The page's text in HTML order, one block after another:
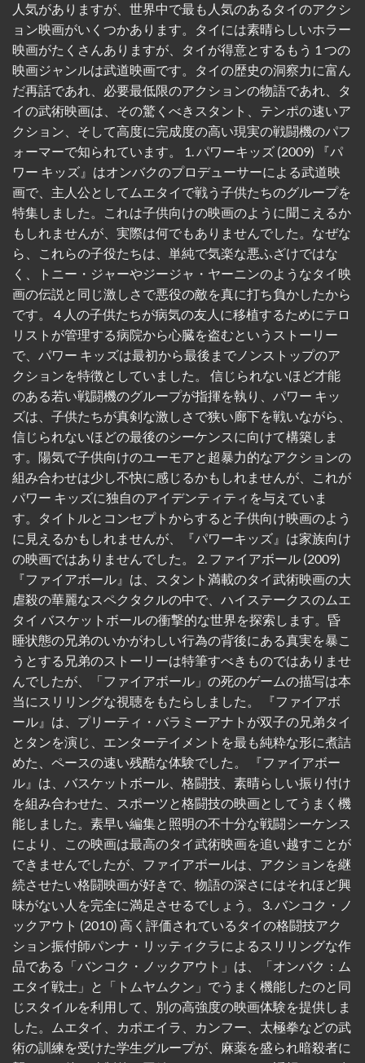
人気がありますが、世界中で最も人気のあるタイのアクシ
ョン映画がいくつかあります。タイには素晴らしいホラー
映画がたくさんありますが、タイが得意とするもう 1 つの
映画ジャンルは武道映画です。タイの歴史の洞察力に富ん
だ再話であれ、必要最低限​​のアクションの物語であれ、タ
イの武術映画は、その驚くべきスタント、テンポの速いア
クション、そして高度に完成度の高い現実の戦闘機のパフ
ォーマーで知られています。 1. パワーキッズ (2009) 『パ
ワー キッズ』はオンバクのプロデューサーによる武道映
画で、主人公としてムエタイで戦う子供たちのグループを
特集しました。これは子供向けの映画のように聞こえるか
もしれませんが、実際は何でもありませんでした。なぜな
ら、これらの子役たちは、単純で気楽な悪ふざけではな
く、トニー・ジャーやジージャ・ヤーニンのようなタイ映
画の伝説と同じ激しさで悪役の敵を真に打ち負かしたから
です。 4 人の子供たちが病気の友人に移植するためにテロ
リストが管理する病院から心臓を盗むというストーリー
で、パワー キッズは最初から最後までノンストップのア
クションを特徴としていました。 信じられないほど才能
のある若い戦闘機のグループが指揮を執り、パワー キッ
ズは、子供たちが真剣な激しさで狭い廊下を戦いながら、
信じられないほどの最後のシーケンスに向けて構築しま
す。陽気で子供向けのユーモアと超暴力的なアクションの
組み合わせは少し不快に感じるかもしれませんが、これが
パワー キッズに独自のアイデンティティを与えていま
す。タイトルとコンセプトからすると子供向け映画のよう
に見えるかもしれませんが、『パワーキッズ』は家族向け
の映画ではありませんでした。 2. ファイアボール (2009)
『ファイアボール』は、スタント満載のタイ武術映画の大
虐殺の華麗なスペクタクルの中で、ハイステークスのムエ
タイ バスケットボールの衝撃的な世界を探索します。昏
睡状態の兄弟のいかがわしい行為の背後にある真実を暴こ
うとする兄弟のストーリーは特筆すべきものではありませ
んでしたが、「ファイアボール」の死のゲームの描写は本
当にスリリングな視聴をもたらしました。 『ファイアボ
ール』は、プリーティ・バラミーアナトが双子の兄弟タイ
とタンを演じ、エンターテイメントを最も純粋な形に煮詰
めた、ペースの速い残酷な体験でした。 『ファイアボー
ル』は、バスケットボール、格闘技、素晴らしい振り付け
を組み合わせた、スポーツと格闘技の映画としてうまく機
能しました。素早い編集と照明の不十分な戦闘シーケンス
により、この映画は最高のタイ武術映画を追い越すことが
できませんでしたが、ファイアボールは、アクションを継
続させたい格闘映画が好きで、物語の深さにはそれほど興
味がない人を完全に満足させるでしょう。 3. バンコク・ノ
ックアウト (2010) 高く評価されているタイの格闘技アク
ション振付師パンナ・リッティクラによるスリリングな作
品である「バンコク・ノックアウト」は、「オンバク：ム
エタイ戦士」と「トムヤムクン」でうまく機能したのと同
じスタイルを利用して、別の高強度の映画体験を提供しま
した。ムエタイ、カポエイラ、カンフー、太極拳などの武
術の訓練を受けた学生グループが、麻薬を盛られ暗殺者に